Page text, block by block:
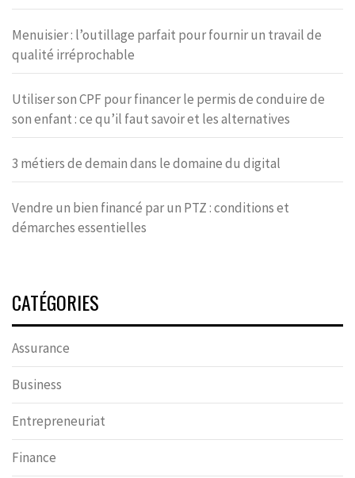
Menuisier : l’outillage parfait pour fournir un travail de
qualité irréprochable
Utiliser son CPF pour financer le permis de conduire de
son enfant : ce qu’il faut savoir et les alternatives
3 métiers de demain dans le domaine du digital
Vendre un bien financé par un PTZ : conditions et
démarches essentielles
CATÉGORIES
Assurance
Business
Entrepreneuriat
Finance